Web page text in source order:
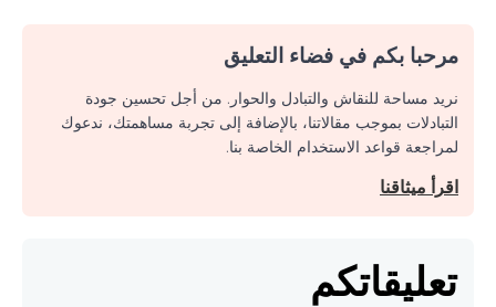
مرحبا بكم في فضاء التعليق
نريد مساحة للنقاش والتبادل والحوار. من أجل تحسين جودة
التبادلات بموجب مقالاتنا، بالإضافة إلى تجربة مساهمتك، ندعوك
لمراجعة قواعد الاستخدام الخاصة بنا.
اقرأ ميثاقنا
تعليقاتكم